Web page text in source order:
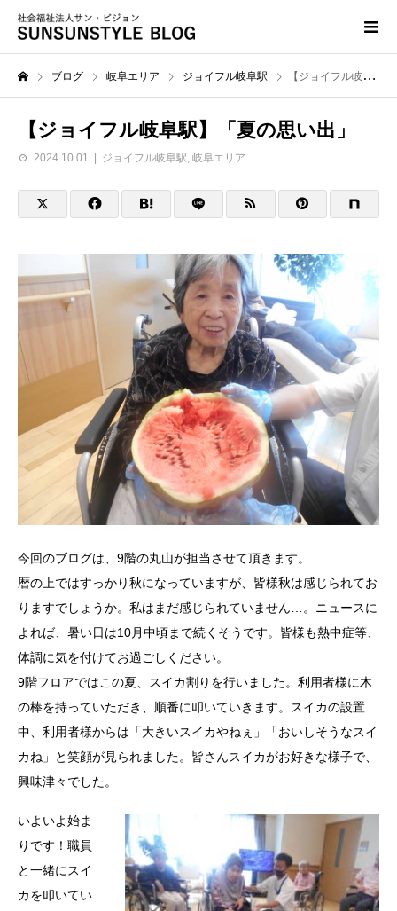
ブログ 岐阜エリア ジョイフル岐阜駅 【ジョイフル岐阜駅】「夏の思い出」
【ジョイフル岐阜駅】「夏の思い出」
2024.10.01 ジョイフル岐阜駅 岐阜エリア
今回のブログは、9階の丸山が担当させて頂きます。
暦の上ではすっかり秋になっていますが、皆様秋は感じられてお
りますでしょうか。私はまだ感じられていません…。ニュースに
よれば、暑い日は10月中頃まで続くそうです。皆様も熱中症等、
体調に気を付けてお過ごしください。
9階フロアではこの夏、スイカ割りを行いました。利用者様に木
の棒を持っていただき、順番に叩いていきます。スイカの設置
中、利用者様からは「大きいスイカやねぇ」「おいしそうなスイ
カね」と笑顔が見られました。皆さんスイカがお好きな様子で、
興味津々でした。
いよいよ始ま
りです！職員
と一緒にスイ
カを叩いてい